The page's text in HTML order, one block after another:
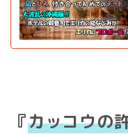
『カッコウの